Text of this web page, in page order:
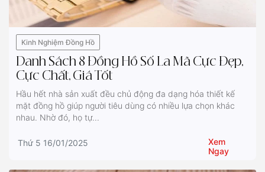
Kinh Nghiệm Đồng Hồ
Danh Sách 8 Đồng Hồ Số La Mã Cực Đẹp,
Cực Chất, Giá Tốt
Hầu hết nhà sản xuất đều chủ động đa dạng hóa thiết kế
mặt đồng hồ giúp người tiêu dùng có nhiều lựa chọn khác
nhau. Nhờ đó, họ tự...
Thứ 5 16/01/2025
Xem
Ngay